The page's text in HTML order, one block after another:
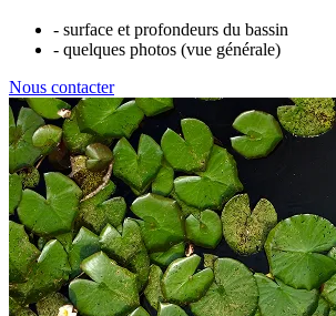
- surface et profondeurs du bassin
- quelques photos (vue générale)
Nous contacter